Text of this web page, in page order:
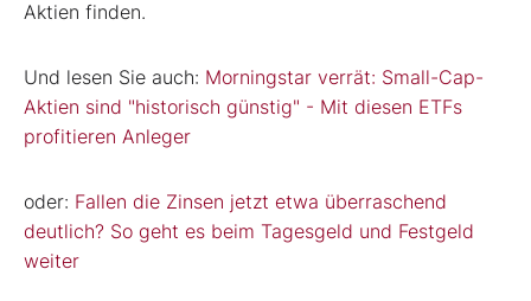
Aktien finden.
Und lesen Sie auch: Morningstar verrät: Small-Cap-
Aktien sind "historisch günstig" - Mit diesen ETFs
profitieren Anleger
oder: Fallen die Zinsen jetzt etwa überraschend
deutlich? So geht es beim Tagesgeld und Festgeld
weiter